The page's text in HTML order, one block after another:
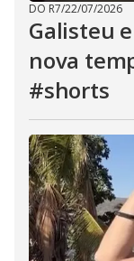
DO R7/22/07/2026
Galisteu
nova
#shorts